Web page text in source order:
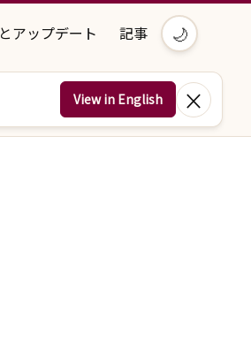
アップデート 記事 🌙
View in English ×